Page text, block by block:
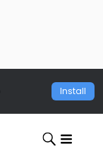
Install